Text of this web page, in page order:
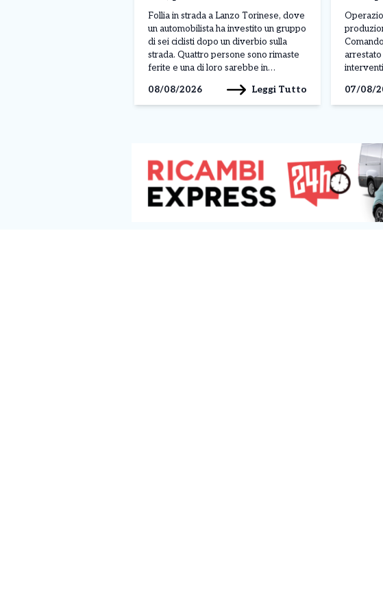
investe di nuovo. Il racconto
choc
Follia in strada a Lanzo Torinese, dove
un automobilista ha investito un gruppo
di sei ciclisti dopo un diverbio sulla
strada. Quattro persone sono rimaste
ferite e una di loro sarebbe in
successivamente fermato dai
carabinieri con l’accusa di tentato
08/08/2026 Leggi Tutto
Sette
controlli
spaccio
07/08/